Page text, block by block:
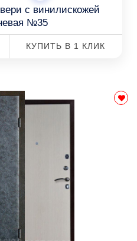
с винилискожей
№35
КУПИТЬ В 1 КЛИК